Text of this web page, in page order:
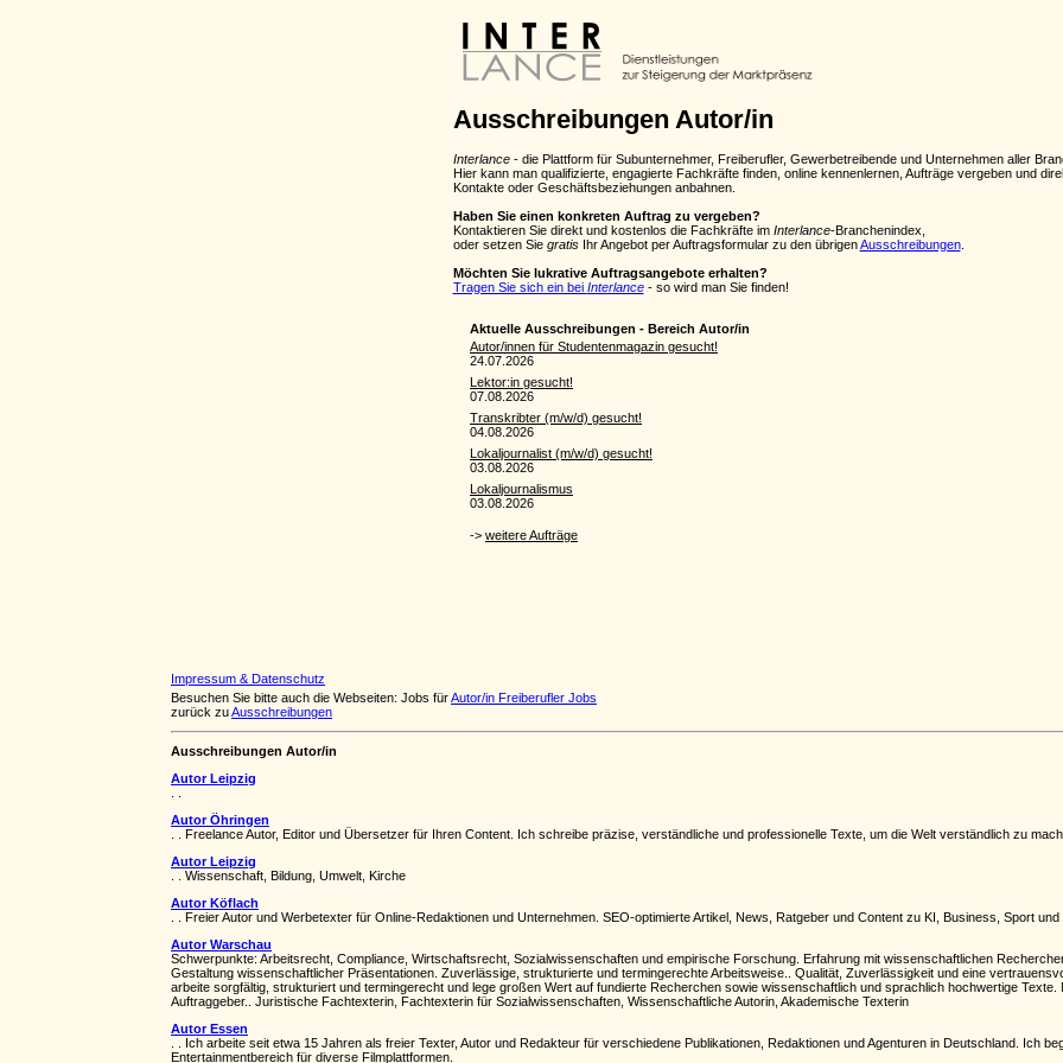
Ausschreibungen Autor/in
Interlance- die Plattform für Subunternehmer, Freiberufler, Gewerbetreibende und Unternehmen aller
Hier kann man qualifizierte, engagierte Fachkräfte finden, online kennenlernen, Aufträge vergeben und
Kontakte oder Geschäftsbeziehungen anbahnen.
Haben Sie einen konkreten Auftrag zu vergeben?
Kontaktieren Sie direkt und kostenlos die Fachkräfte im Interlance-Branchenindex,
oder setzen Sie gratisIhr Angebot per Auftragsformular zu den übrigenAusschreibungen.
Möchten Sie lukrative Auftragsangebote erhalten?
Tragen Sie sich ein bei Interlance- so wird man Sie finden!
Impressum & Datenschutz
Besuchen Sie bitte auch die Webseiten: Jobs fürAutor/in Freiberufler Jobs
zurück zuAusschreibungen
Ausschreibungen Autor/in
Autor Leipzig
Autor Öhringen
. . Freelance Autor, Editor und Übersetzer für Ihren Content. Ich schreibe präzise, verständliche und professionelle Texte, um die Welt verständlich zu
Autor Leipzig
. . Wissenschaft, Bildung, Umwelt, Kirche
Autor Köflach
. . Freier Autor und Werbetexter für Online-Redaktionen und Unternehmen. SEO-optimierte Artikel, News, Ratgeber und Content zu KI, Business, Sport
Autor Warschau
Schwerpunkte: Arbeitsrecht, Compliance, Wirtschaftsrecht, Sozialwissenschaften und empirische Forschung. Erfahrung mit wissenschaftlichen
Gestaltung wissenschaftlicher Präsentationen. Zuverlässige, strukturierte und termingerechte Arbeitsweise.. Qualität, Zuverlässigkeit und eine
arbeite sorgfältig, strukturiert und termingerecht und lege großen Wert auf fundierte Recherchen sowie wissenschaftlich und sprachlich hochwertige
Auftraggeber.. Juristische Fachtexterin, Fachtexterin für Sozialwissenschaften, Wissenschaftliche Autorin, Akademische Texterin
Autor Essen
. . Ich arbeite seit etwa 15 Jahren als freier Texter, Autor und Redakteur für verschiedene Publikationen, Redaktionen und Agenturen in Deutschland. Ich
Entertainmentbereich für diverse Filmplattformen.